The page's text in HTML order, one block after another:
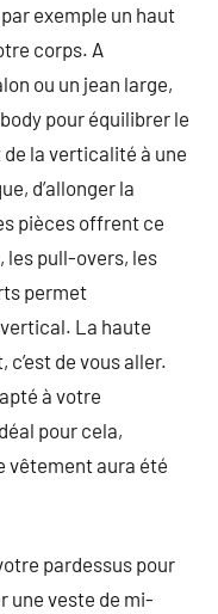
exemple un haut
corps. A
ou un jean large,
pour équilibrer le
la verticalité à une
d’allonger la
pièces offrent ce
les pull-overs, les
permet
La haute
de vous aller.
à votre
pour cela,
vêtement aura été
pardessus pour
une veste de mi-